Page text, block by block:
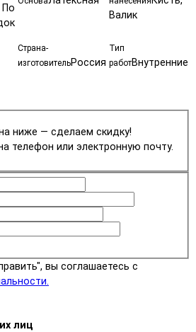
По
Валик
Страна-
изготовительРоссия
Тип
работВнутренние
ниже — сделаем скидку!
телефон или электронную почту.
вы соглашаетесь с
лиц